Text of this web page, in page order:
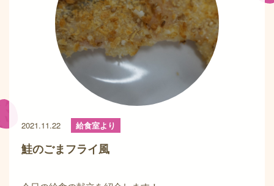
2021.11.22 給食室より
鮭のごまフライ風